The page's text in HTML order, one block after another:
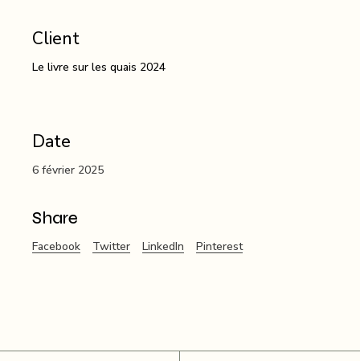
Client
Le livre sur les quais 2024
Date
6 février 2025
Share
Facebook Twitter LinkedIn Pinterest